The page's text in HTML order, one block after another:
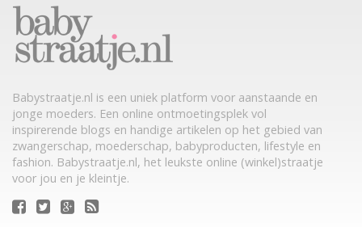
Babystraatje.nl is een uniek platform voor aanstaande en
jonge moeders. Een online ontmoetingsplek vol
inspirerende blogs en handige artikelen op het gebied van
zwangerschap, moederschap, babyproducten, lifestyle en
fashion. Babystraatje.nl, het leukste online (winkel)straatje
voor jou en je kleintje.